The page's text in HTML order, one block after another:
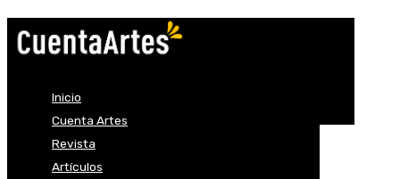
Inicio
Cuenta Artes
Revista
Artículos